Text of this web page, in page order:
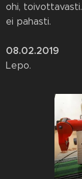
ohi,
ei pahasti.
08.02.2019
Lepo.